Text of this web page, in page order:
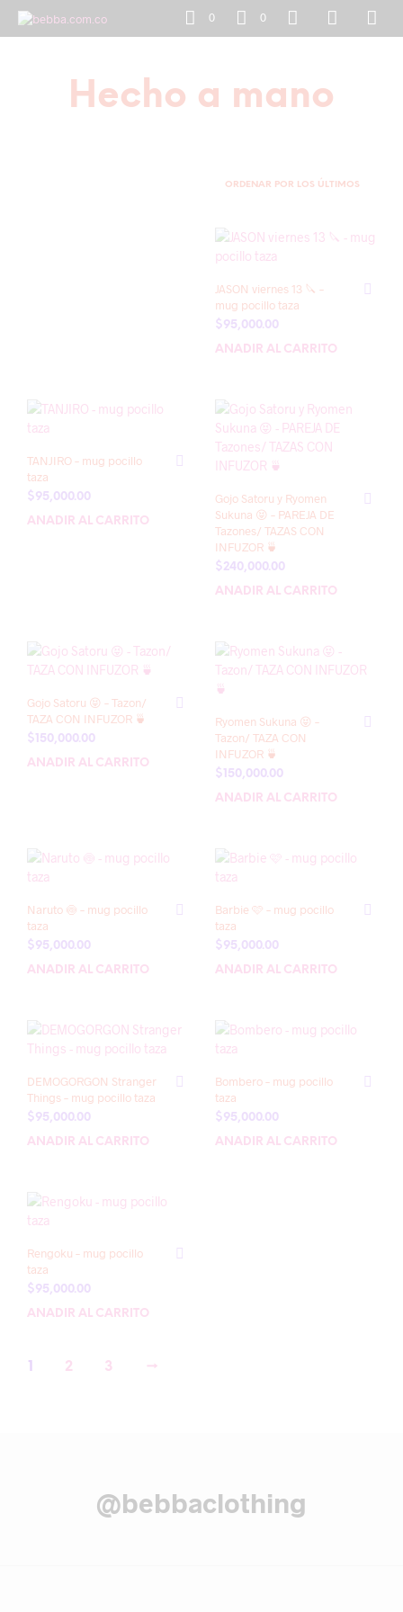
0 0
Hecho a mano
JASON viernes 13 🔪 –
mug pocillo taza
$95,000.00
AÑADIR AL CARRITO
TANJIRO – mug pocillo
taza
$95,000.00
AÑADIR AL CARRITO
Gojo Satoru y Ryomen
Sukuna 😝 – PAREJA DE
Tazones/ TAZAS CON
INFUZOR 🍵
$240,000.00
AÑADIR AL CARRITO
Gojo Satoru 😝 – Tazon/
TAZA CON INFUZOR 🍵
$ 150,000.00
AÑADIR AL CARRITO
Ryomen Sukuna 😝 –
Tazon/ TAZA CON
INFUZOR 🍵
$ 150,000.00
AÑADIR AL CARRITO
Naruto 🍥 – mug pocillo
taza
$95,000.00
AÑADIR AL CARRITO
Barbie 🩷 – mug pocillo
taza
$95,000.00
AÑADIR AL CARRITO
DEMOGORGON Stranger
Things – mug pocillo taza
$95,000.00
AÑADIR AL CARRITO
Bombero – mug pocillo
taza
$95,000.00
AÑADIR AL CARRITO
Rengoku – mug pocillo
taza
$95,000.00
AÑADIR AL CARRITO
1 2 3 →
@bebbaclothing